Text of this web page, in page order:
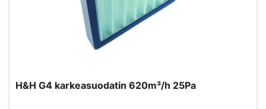
H&H G4 karkeasuodatin 620m³/h 25Pa